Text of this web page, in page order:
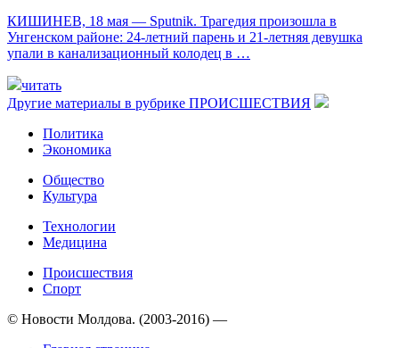
КИШИНЕВ, 18 мая — Sputnik. Трагедия произошла в
Унгенском районе: 24-летний парень и 21-летняя девушка
упали в канализационный колодец в …
читать
Другие материалы в рубрике ПРОИСШЕСТВИЯ
Политика
Экономика
Общество
Культура
Технологии
Медицина
Происшествия
Спорт
© Новости Молдова. (2003-2016) —